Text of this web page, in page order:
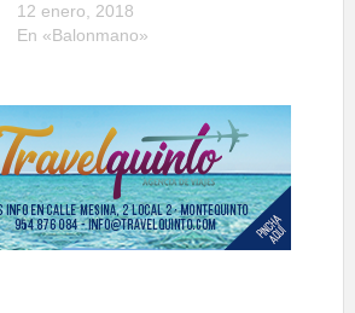
12 enero, 2018
En «Balonmano»